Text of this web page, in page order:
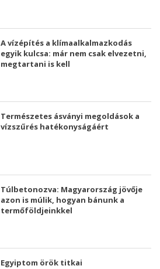
A vízépítés a klímaalkalmazkodás
egyik kulcsa: már nem csak elvezetni,
megtartani is kell
Természetes ásványi megoldások a
vízszűrés hatékonyságáért
Túlbetonozva: Magyarország jövője
azon is múlik, hogyan bánunk a
termőföldjeinkkel
Egyiptom örök titkai